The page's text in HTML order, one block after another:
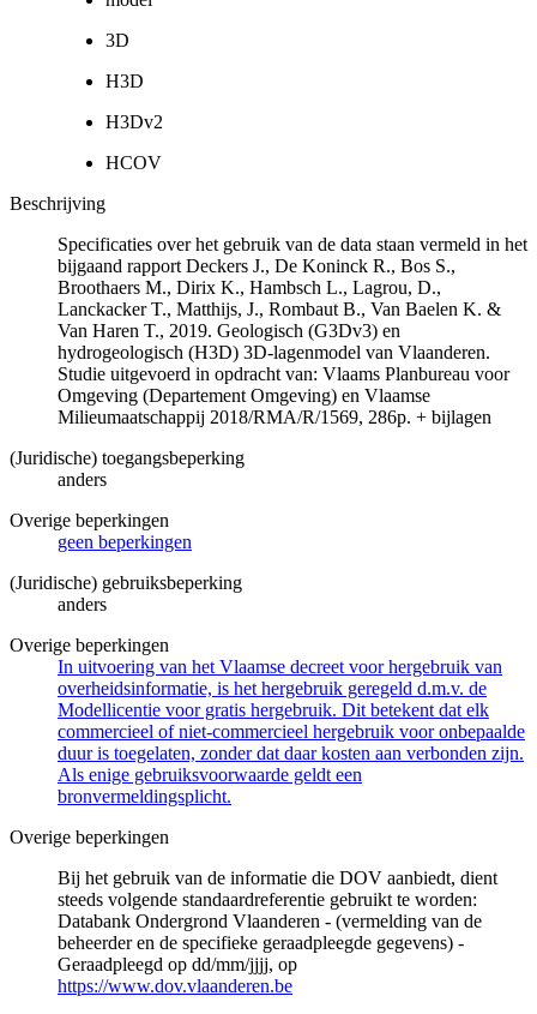
3D
H3D
H3Dv2
HCOV
Beschrijving
Specificaties over het gebruik van de data staan vermeld in het
bijgaand rapport Deckers J., De Koninck R., Bos S.,
Broothaers M., Dirix K., Hambsch L., Lagrou, D.,
Lanckacker T., Matthijs, J., Rombaut B., Van Baelen K. &
Van Haren T., 2019. Geologisch (G3Dv3) en
hydrogeologisch (H3D) 3D-lagenmodel van Vlaanderen.
Studie uitgevoerd in opdracht van: Vlaams Planbureau voor
Omgeving (Departement Omgeving) en Vlaamse
Milieumaatschappij 2018/RMA/R/1569, 286p. + bijlagen
(Juridische) toegangsbeperking
anders
Overige beperkingen
geen beperkingen
(Juridische) gebruiksbeperking
anders
Overige beperkingen
In uitvoering van het Vlaamse decreet voor hergebruik van
overheidsinformatie, is het hergebruik geregeld d.m.v. de
Modellicentie voor gratis hergebruik. Dit betekent dat elk
commercieel of niet-commercieel hergebruik voor onbepaalde
duur is toegelaten, zonder dat daar kosten aan verbonden zijn.
Als enige gebruiksvoorwaarde geldt een
bronvermeldingsplicht.
Overige beperkingen
Bij het gebruik van de informatie die DOV aanbiedt, dient
steeds volgende standaardreferentie gebruikt te worden:
Databank Ondergrond Vlaanderen - (vermelding van de
beheerder en de specifieke geraadpleegde gegevens) -
Geraadpleegd op dd/mm/jjjj, op
https://www.dov.vlaanderen.be